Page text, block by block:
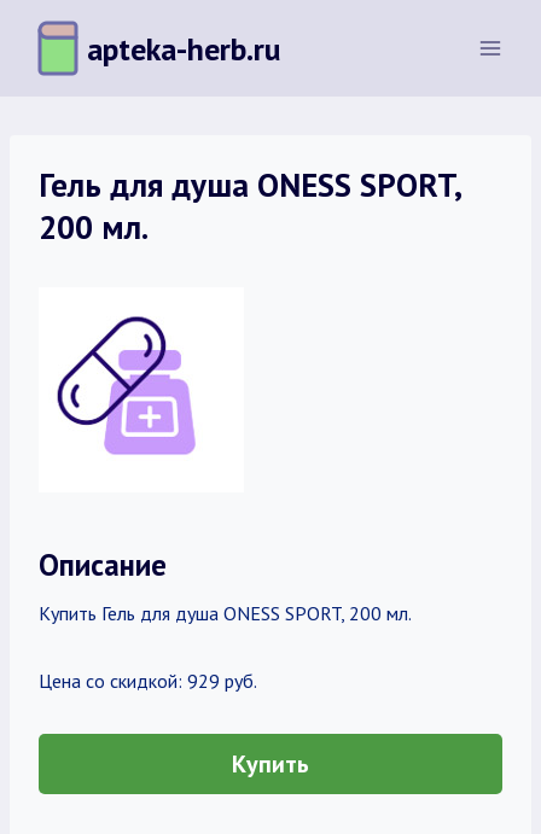
Перейти
содержимому
apteka-herb.ru
Гель для душа ONESS SPORT,
200 мл.
Описание
Купить Гель для душа ONESS SPORT, 200 мл.
Цена со скидкой: 929 руб.
Купить